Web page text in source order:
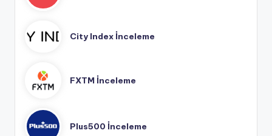
City Index İnceleme
FXTM İnceleme
Plus500 İnceleme